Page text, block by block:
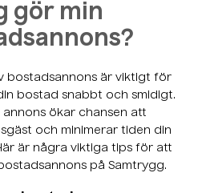
gör min
bostadsannons är viktigt för
bostad snabbt och smidigt.
ökar chansen att
och minimerar tiden din
är några viktiga tips för att
på Samtrygg.